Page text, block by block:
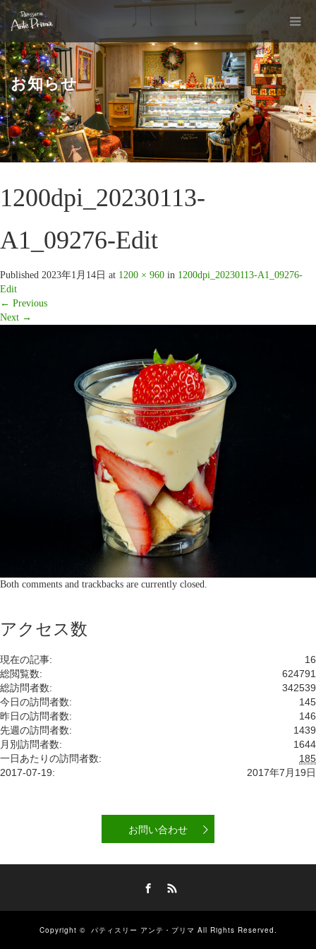
お知らせ
1200dpi_20230113-
A1_09276-Edit
Published 2023年1月14日 at 1200 × 960 in 1200dpi_20230113-A1_09276-
Edit
← Previous
Next →
Both comments and trackbacks are currently closed.
アクセス数
16
現在の記事:
624791
総閲覧数:
342539
総訪問者数:
145
今日の訪問者数:
146
昨日の訪問者数:
1439
先週の訪問者数:
1644
月別訪問者数:
185
一日あたりの訪問者数:
2017年7月19日
2017-07-19:
お問い合わせ
Copyright © パティスリー アンテ・プリマ All Rights Reserved.